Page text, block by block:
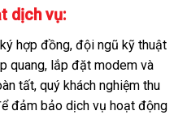
dịch vụ:
hợp đồng, đội ngũ kỹ thuật
quang, lắp đặt modem và
tất, quý khách nghiệm thu
đảm bảo dịch vụ hoạt động